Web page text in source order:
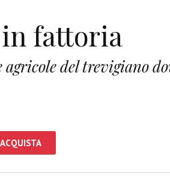
in fattoria
agricole del trevigiano
ACQUISTA